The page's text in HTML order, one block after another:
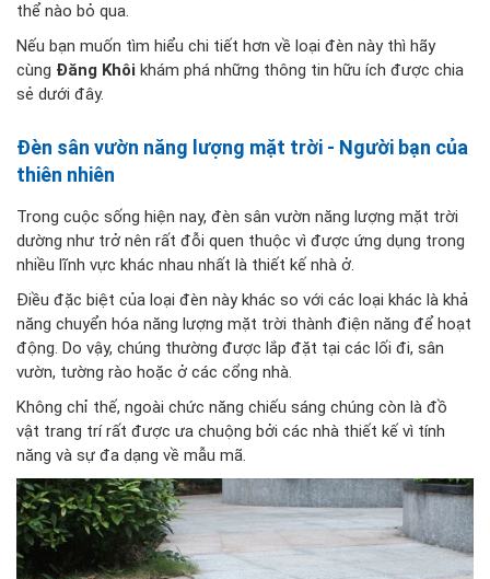
thể nào bỏ qua.
Nếu bạn muốn tìm hiểu chi tiết hơn về loại đèn này thì hãy
cùng Đăng Khôi khám phá những thông tin hữu ích được chia
sẻ dưới đây.
Đèn sân vườn năng lượng mặt trời - Người bạn của
thiên nhiên
Trong cuộc sống hiện nay, đèn sân vườn năng lượng mặt trời
dường như trở nên rất đỗi quen thuộc vì được ứng dụng trong
nhiều lĩnh vực khác nhau nhất là thiết kế nhà ở.
Điều đặc biệt của loại đèn này khác so với các loại khác là khả
năng chuyển hóa năng lượng mặt trời thành điện năng để hoạt
động. Do vậy, chúng thường được lắp đặt tại các lối đi, sân
vườn, tường rào hoặc ở các cổng nhà.
Không chỉ thế, ngoài chức năng chiếu sáng chúng còn là đồ
vật trang trí rất được ưa chuộng bởi các nhà thiết kế vì tính
năng và sự đa dạng về mẫu mã.